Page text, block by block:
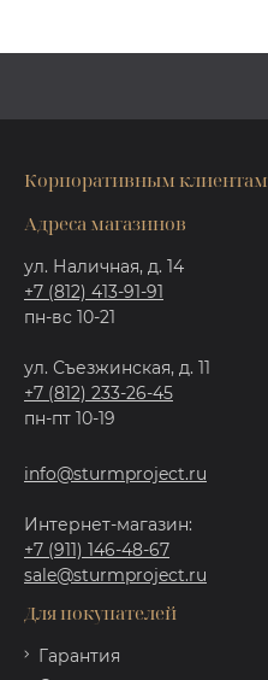
Корпоративным клиентам
Адреса магазинов
ул. Наличная, д. 14
+7 (812) 413-91-91
пн-вс 10-21
ул. Съезжинская, д. 11
+7 (812) 233-26-45
пн-пт 10-19
info@sturmproject.ru
Интернет-магазин:
+7 (911) 146-48-67
sale@sturmproject.ru
Для покупателей
Гарантия